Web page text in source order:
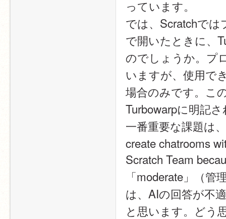
っています。
では、Scratchで
で開いたときに、
のでしょうか。プ
いますが、使用で
場合のみです。こ
Turbowarpに明記
一番重要な課題は
create chatrooms
Scratch Team
「moderate」（
は、AIの回答が不
と思います。どう